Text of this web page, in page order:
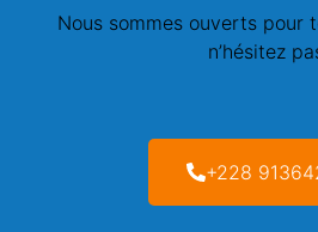
Nous sommes ouverts pour
n’hésitez
+228